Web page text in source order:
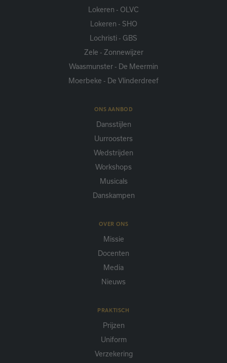
Lokeren - OLVC
Lokeren - SHO
Lochristi - GBS
Zele - Zonnewijzer
Waasmunster - De Meermin
Moerbeke - De Vlinderdreef
ONS AANBOD
Dansstijlen
Uurroosters
Wedstrijden
Workshops
Musicals
Danskampen
OVER ONS
Missie
Docenten
Media
Nieuws
PRAKTISCH
Prijzen
Uniform
Verzekering